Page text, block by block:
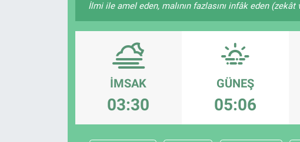
İlmi ile amel eden, malının fazlasını infâk eden
İMSAK
03:30
GÜNEŞ
05:06
Son Dakika Haberleri